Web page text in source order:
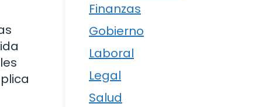
Finanzas
Gobierno
Laboral
Legal
Salud